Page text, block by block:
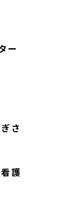
ー
さ
護